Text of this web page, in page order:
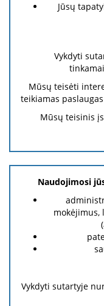
Jūsų
Vykdyti
Mūsų teisėti
teikiamas
Mūsų teisinis
Naudojimosi
mokėjimus,
Vykdyti sutartyje